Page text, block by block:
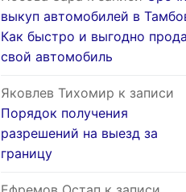
выкуп автомобилей в
Как быстро и выгодно
свой автомобиль
Яковлев Тихомир к записи
Порядок получения
разрешений на выезд за
границу